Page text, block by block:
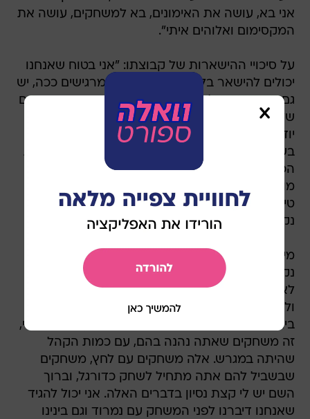
אני בא, עושה את האימונים, בא למשחקים, עושה את
המקסימום ואלוהים איתי".
על סיכויי ההישארות של קבוצתו: "אני בטוח שאנחנו
יכולים להישאר בליגה, כל השחקנים מרגישים ככה, יש
גם גיבוי מההנהלה שחושבת ככה. מי שנמצא במתחם
שלנו, למרות ההפסדים ולמרות התקופה הקשה,
יודע ומאמין, כי אנחנו רואים את הליגה, הליגה לא
בשמיים והוכחנו את זה בשני משחקים מול הקבוצות
הכי טובות בארץ. אם נביא את אותה יכולת ואותה
מוטיבציה, אותו טירוף ואותה עמידה טקטית, עם
טיפה יותר התקפה, אנחנו גם ננצח משחקים ונביא
נקודות".
מי שהציג יכולת מצויינת ועזר לקבוצתו לצאת עם
נקודה יקרה, הוא השוער אוהד לויטה, שחזר
לאחרונה להרכב. השוער התייחס למהלך המשחק
בית"ר וסיכם: "הרגשתי שהכדור כל הזמן באיזור שלי,
זה משחקים שאתה נהנה בהם, עם כמות הקהל
שהיתה במגרש. אלה משחקים עם לחץ, משחקים
שבשביל להם אתה מתחיל לשחק כדורגל, וברוך
השם יש לי קצת נסיון בדברים האלה. אני יכול להגיד
שאנחנו דיברנו לפני המשחק עם נמרוד וגם בינינו